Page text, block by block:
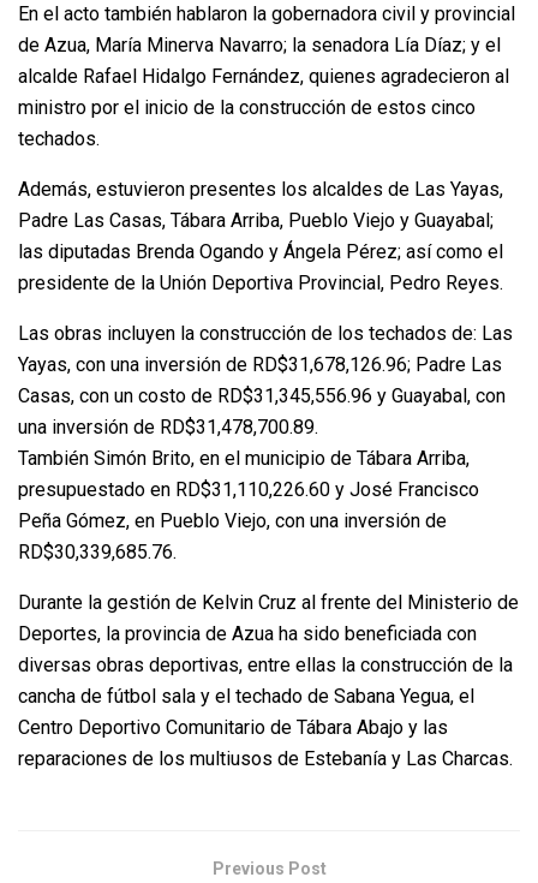
En el acto también hablaron la gobernadora civil y provincial
de Azua, María Minerva Navarro; la senadora Lía Díaz; y el
alcalde Rafael Hidalgo Fernández, quienes agradecieron al
ministro por el inicio de la construcción de estos cinco
techados.
Además, estuvieron presentes los alcaldes de Las Yayas,
Padre Las Casas, Tábara Arriba, Pueblo Viejo y Guayabal;
las diputadas Brenda Ogando y Ángela Pérez; así como el
presidente de la Unión Deportiva Provincial, Pedro Reyes.
Las obras incluyen la construcción de los techados de: Las
Yayas, con una inversión de RD$31,678,126.96; Padre Las
Casas, con un costo de RD$31,345,556.96 y Guayabal, con
una inversión de RD$31,478,700.89.
También Simón Brito, en el municipio de Tábara Arriba,
presupuestado en RD$31,110,226.60 y José Francisco
Peña Gómez, en Pueblo Viejo, con una inversión de
RD$30,339,685.76.
Durante la gestión de Kelvin Cruz al frente del Ministerio de
Deportes, la provincia de Azua ha sido beneficiada con
diversas obras deportivas, entre ellas la construcción de la
cancha de fútbol sala y el techado de Sabana Yegua, el
Centro Deportivo Comunitario de Tábara Abajo y las
reparaciones de los multiusos de Estebanía y Las Charcas.
Previous Post